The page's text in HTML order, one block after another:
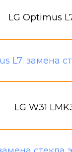
LG Optimus
LG W31